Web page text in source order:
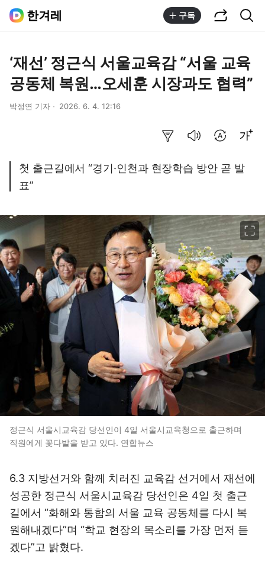
한겨레 구독
‘재선’ 정근식 서울교육감 “서울 교육
공동체 복원…오세훈 시장과도 협력”
박정연 기자 2026. 6. 4. 12:16
첫 출근길에서 “경기·인천과 현장학습 방안 곧 발
표”
정근식 서울시교육감 당선인이 4일 서울시교육청으로 출근하며
직원에게 꽃다발을 받고 있다. 연합뉴스
6.3 지방선거와 함께 치러진 교육감 선거에서 재선에
성공한 정근식 서울시교육감 당선인은 4일 첫 출근
길에서 “화해와 통합의 서울 교육 공동체를 다시 복
원해내겠다”며 “학교 현장의 목소리를 가장 먼저 듣
겠다”고 밝혔다.